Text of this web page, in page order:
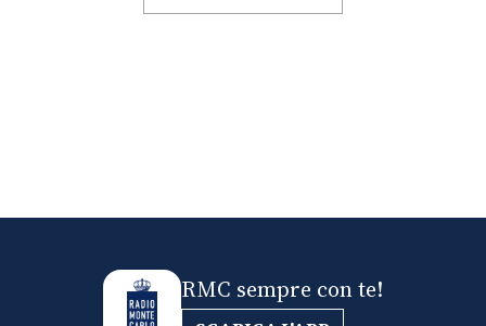
RMC sempre con te!